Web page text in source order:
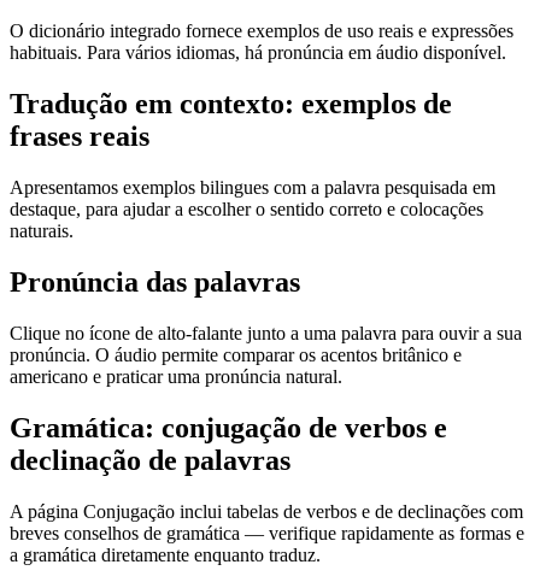
O dicionário integrado fornece exemplos de uso reais e expressões
habituais. Para vários idiomas, há pronúncia em áudio disponível.
Tradução em contexto: exemplos de
frases reais
Apresentamos exemplos bilingues com a palavra pesquisada em
destaque, para ajudar a escolher o sentido correto e colocações
naturais.
Pronúncia das palavras
Clique no ícone de alto-falante junto a uma palavra para ouvir a sua
pronúncia. O áudio permite comparar os acentos britânico e
americano e praticar uma pronúncia natural.
Gramática: conjugação de verbos e
declinação de palavras
A página Conjugação inclui tabelas de verbos e de declinações com
breves conselhos de gramática — verifique rapidamente as formas e
a gramática diretamente enquanto traduz.